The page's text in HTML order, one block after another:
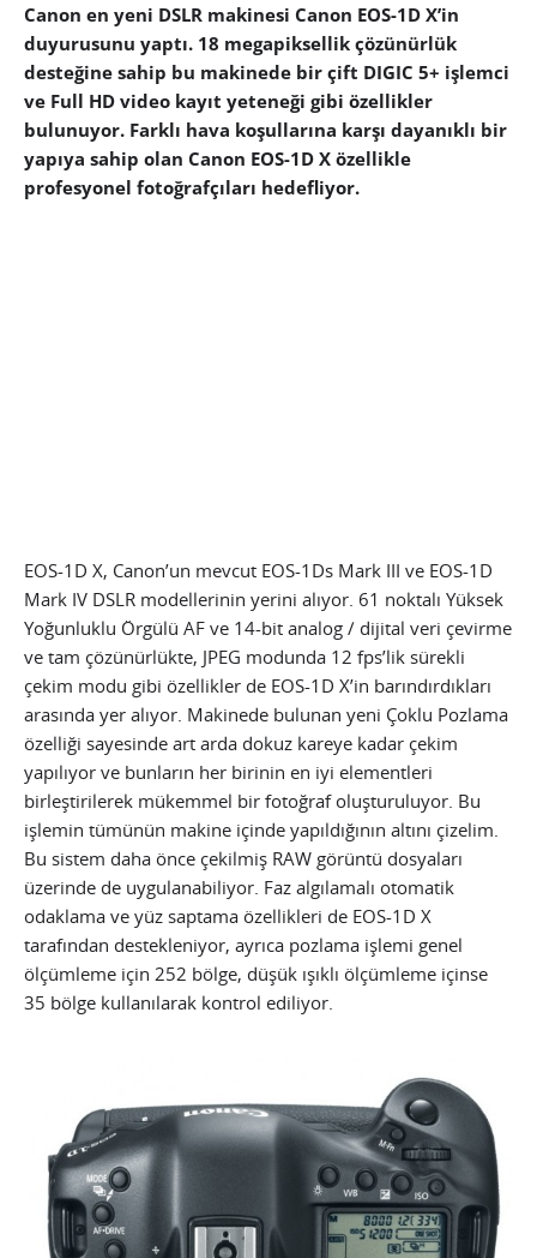
Canon en yeni DSLR makinesi Canon EOS-1D X’in
duyurusunu yaptı. 18 megapiksellik çözünürlük
desteğine sahip bu makinede bir çift DIGIC 5+ işlemci
ve Full HD video kayıt yeteneği gibi özellikler
bulunuyor. Farklı hava koşullarına karşı dayanıklı bir
yapıya sahip olan Canon EOS-1D X özellikle
profesyonel fotoğrafçıları hedefliyor.
EOS-1D X, Canon’un mevcut EOS-1Ds Mark III ve EOS-1D
Mark IV DSLR modellerinin yerini alıyor. 61 noktalı Yüksek
Yoğunluklu Örgülü AF ve 14-bit analog / dijital veri çevirme
ve tam çözünürlükte, JPEG modunda 12 fps’lik sürekli
çekim modu gibi özellikler de EOS-1D X’in barındırdıkları
arasında yer alıyor. Makinede bulunan yeni Çoklu Pozlama
özelliği sayesinde art arda dokuz kareye kadar çekim
yapılıyor ve bunların her birinin en iyi elementleri
birleştirilerek mükemmel bir fotoğraf oluşturuluyor. Bu
işlemin tümünün makine içinde yapıldığının altını çizelim.
Bu sistem daha önce çekilmiş RAW görüntü dosyaları
üzerinde de uygulanabiliyor. Faz algılamalı otomatik
odaklama ve yüz saptama özellikleri de EOS-1D X
tarafından destekleniyor, ayrıca pozlama işlemi genel
ölçümleme için 252 bölge, düşük ışıklı ölçümleme içinse
35 bölge kullanılarak kontrol ediliyor.